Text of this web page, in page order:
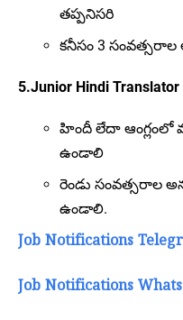
తప్పనిసరి
కనీసం 3 సంవత్సరాల
5.Junior Hindi
హిందీ లేదా ఆంగ్లంలో
ఉండాలి
రెండు సంవత్సరాల
ఉండాలి.
Job Notifications
Job Notifications